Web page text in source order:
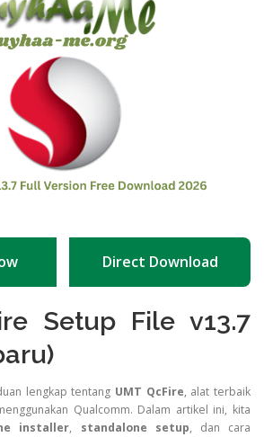
Direct Download
Setup File v13.7
lengkap tentang UMT QcFire, alat terbaik
Qualcomm. Dalam artikel ini, kita
installer, standalone setup, dan cara